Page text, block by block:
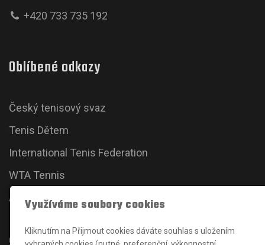
+420 733 735 192
Oblíbené odkazy
Český tenisový svaz
Tenis Dětem
International Tenis Federation
WTA Tennis
ATP Tour
Využíváme soubory cookies
Kliknutím na Přijmout cookies dáváte souhlas s uložením